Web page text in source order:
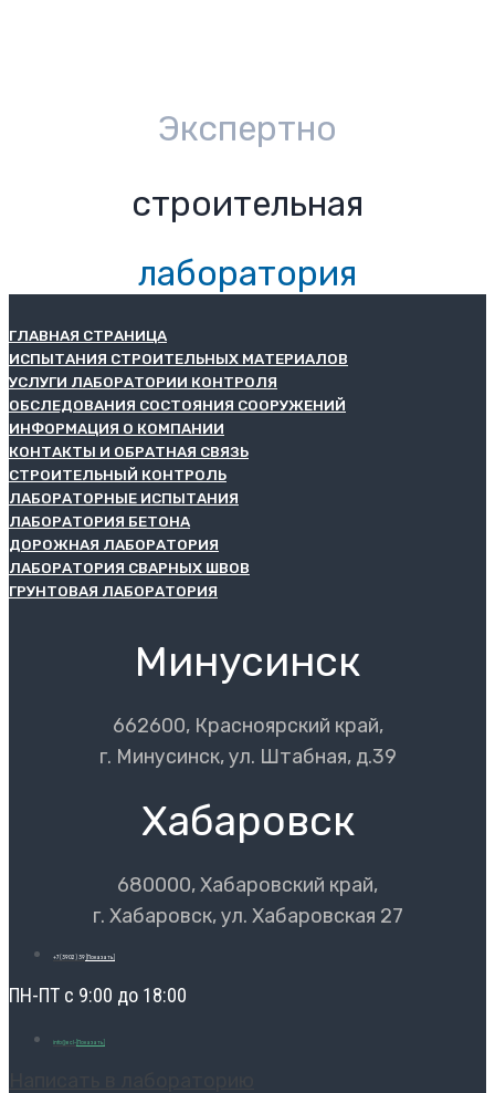
Экспертно
строительная
лаборатория
ГЛАВНАЯ СТРАНИЦА
ИСПЫТАНИЯ СТРОИТЕЛЬНЫХ МАТЕРИАЛОВ
УСЛУГИ ЛАБОРАТОРИИ КОНТРОЛЯ
ОБСЛЕДОВАНИЯ СОСТОЯНИЯ СООРУЖЕНИЙ
ИНФОРМАЦИЯ О КОМПАНИИ
КОНТАКТЫ И ОБРАТНАЯ СВЯЗЬ
СТРОИТЕЛЬНЫЙ КОНТРОЛЬ
ЛАБОРАТОРНЫЕ ИСПЫТАНИЯ
ЛАБОРАТОРИЯ БЕТОНА
ДОРОЖНАЯ ЛАБОРАТОРИЯ
ЛАБОРАТОРИЯ СВАРНЫХ ШВОВ
ГРУНТОВАЯ ЛАБОРАТОРИЯ
Минусинск
662600, Красноярский край,
г. Минусинск, ул. Штабная, д.39
Хабаровск
680000, Хабаровский край,
г. Хабаровск, ул. Хабаровская 27
+7 (3902) 39 [Показать]
ПН-ПТ с 9:00 до 18:00
info@ecl- [Показать]